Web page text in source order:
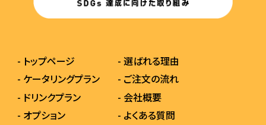
- トップページ
- ケータリングプラン
- ドリンクプラン
- オプション
- 選ばれる理由
- ご注文の流れ
- 会社概要
- よくある質問